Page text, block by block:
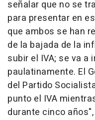
señalar que no se
para presentar en
que ambos se han
de la bajada de la
subir el IVA; se va a
paulatinamente. El
del Partido
punto el IVA
durante cinco